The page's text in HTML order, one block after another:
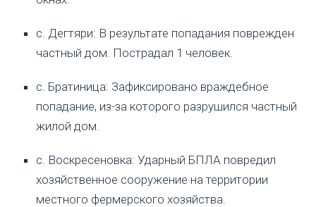
с. Дегтяри: В результате попадания поврежден
частный дом. Пострадал 1 человек.
с. Братиница: Зафиксировано враждебное
попадание, из-за которого разрушился частный
жилой дом.
с. Воскресеновка: Ударный БПЛА повредил
хозяйственное сооружение на территории
местного фермерского хозяйства.